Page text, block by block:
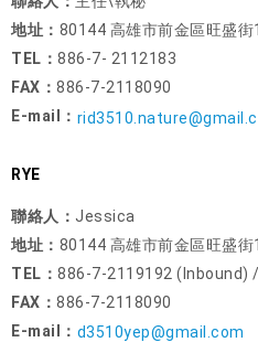
地址： 80144 高雄市前金區旺盛
TEL： 886-7- 2112183
FAX： 886-7-2118090
E-mail：
RYE
聯絡人： Jessica
地址： 80144 高雄市前金區旺盛
TEL： 886-7-2119192 (Inbound)
FAX： 886-7-2118090
E-mail： d3510yep@gmail.com